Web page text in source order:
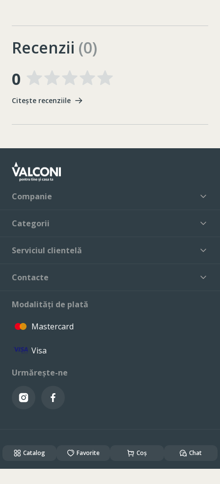
Recenzii (0)
0
Citește recenziile
Companie
Categorii
Serviciul clientelă
Contacte
Modalități de plată
Mastercard
Visa
Urmărește-ne
Created & Powered byALSO DEV
Catalog Favorite Coș Chat